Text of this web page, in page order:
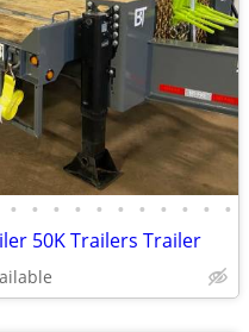
• • • • • • • • • • •
50K Trailers Trailer